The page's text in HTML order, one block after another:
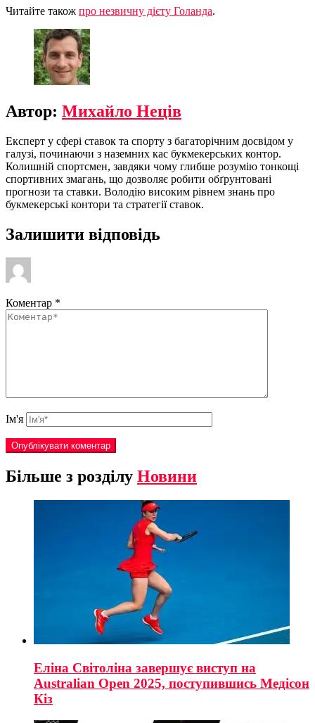
Читайте також про незвичну дієту Голанда.
Автор: Михайло Неців
Експерт у сфері ставок та спорту з багаторічним досвідом у
галузі, починаючи з наземних кас букмекерських контор.
Колишній спортсмен, завдяки чому глибше розумію тонкощі
спортивних змагань, що дозволяє робити обґрунтовані
прогнози та ставки. Володію високим рівнем знань про
букмекерські контори та стратегії ставок.
Залишити відповідь
Коментар *
Ім'я
Більше з розділу Новини
Еліна Світоліна завершує виступ на
Australian Open 2025, поступившись Медісон
Кіз